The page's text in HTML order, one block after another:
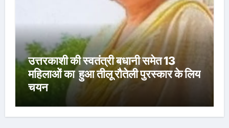
उत्तरकाशी की स्वतंत्री बधानी समेत 13
महिलाओं का हुआ तीलू रौतेली पुरस्कार के लिय
चयन